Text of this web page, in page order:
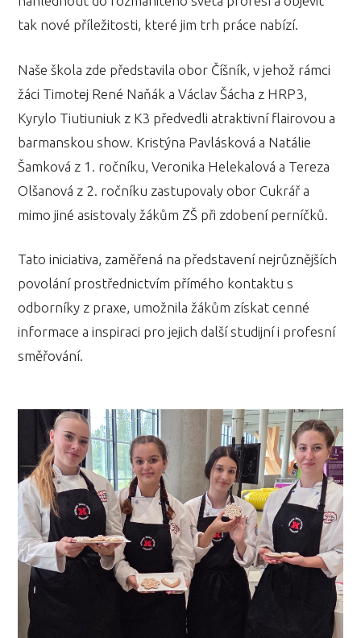
tak nové příležitosti, které jim trh práce nabízí.
Naše škola zde představila obor Číšník, v jehož rámci
žáci Timotej René Naňák a Václav Šácha z HRP3,
Kyrylo Tiutiuniuk z K3 předvedli atraktivní flairovou a
barmanskou show. Kristýna Pavlásková a Natálie
Šamková z 1. ročníku, Veronika Helekalová a Tereza
Olšanová z 2. ročníku zastupovaly obor Cukrář a
mimo jiné asistovaly žákům ZŠ při zdobení perníčků.
Tato iniciativa, zaměřená na představení nejrůznějších
povolání prostřednictvím přímého kontaktu s
odborníky z praxe, umožnila žákům získat cenné
informace a inspiraci pro jejich další studijní i profesní
směřování.